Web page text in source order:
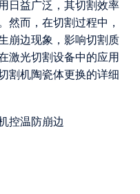
日益广泛，其切割效率
然而，在切割过程中，
崩边现象，影响切割质
激光切割设备中的应用
割机陶瓷体更换的详细